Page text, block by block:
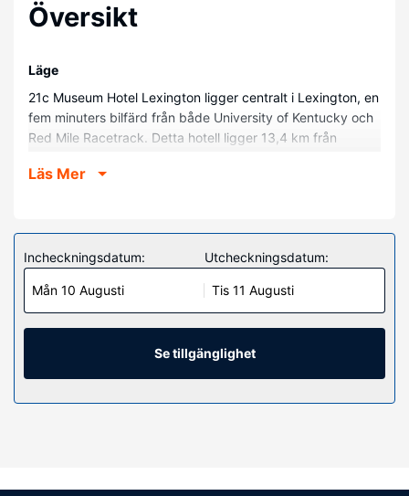
Översikt
Läge
21c Museum Hotel Lexington ligger centralt i Lexington, en
fem minuters bilfärd från både University of Kentucky och
Red Mile Racetrack. Detta hotell ligger 13,4 km från
Hamburg Place.
Känn dig som hemma i ett av de 88 luftkonditionerade
rummen med iPod-dockningsstationer och platt-tv. Med
gratis fast internetanslutning och wi-fi håller du dig
uppkopplad, medan kabelkanaler står för underhållningen.
Privat badrum med badkar eller dusch, lyxtoalettartiklar
och hårtorkar. På rummet finns värdeförvaringsskåp,
minibarer och telefon med gratis lokalsamtal.
Bekvämligheter på anläggningen
Här har du tillgång till dygnet runt-öppet fitnesscenter,
Läs Mer
Incheckningsdatum:
Mån 10 Augusti
Utcheckningsdatum:
Tis 11 Augusti
Se tillgänglighet